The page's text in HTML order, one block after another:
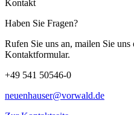
Kontakt
Haben Sie Fragen?
Rufen Sie uns an, mailen Sie uns
Kontaktformular.
+49 541 50546-0
neuenhauser@vorwald.de